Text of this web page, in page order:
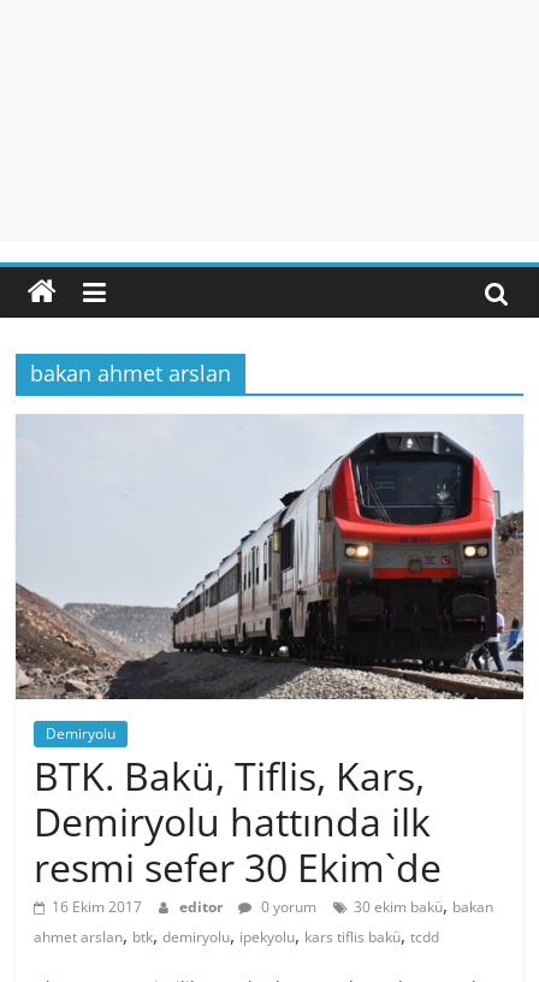
bakan ahmet arslan
Demiryolu
BTK. Bakü, Tiflis, Kars,
Demiryolu hattında ilk
resmi sefer 30 Ekim`de
16 Ekim 2017 editor 0 yorum 30 ekim bakü, bakan
ahmet arslan, btk,demiryolu, ipekyolu, kars tiflis bakü,tcdd